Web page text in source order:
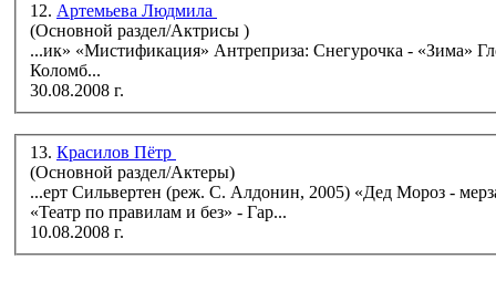
12. Артемьева Людмила
(Основной раздел/Актрисы )
...ик» «Мистификация» Антреприза: Снегурочка - «Зима» Гленда - «Ladies' Night» Снегурочка - «Зима» (спектакль Е. Гришковца)
Коломб...
30.08.2008 г.
13. Красилов Пётр
(Основной раздел/Актеры)
...ерт Сильвертен (реж. С. Алдонин, 2005) «Дед Мороз - мерзавец» - Пьер Мартез (2006) «Ladies` Night. Только для женщин» - Норман
«Театр по правилам и без» - Гар...
10.08.2008 г.